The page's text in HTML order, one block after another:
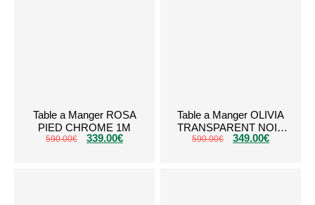
Table a Manger ROSA
PIED CHROME 1M
590.00€ 339.00€
Table a Manger OLIVIA
TRANSPARENT NOIR
1m50
590.00€ 349.00€